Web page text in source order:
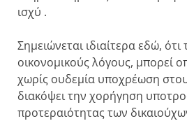
ισχύ .
Σημειώνεται ιδιαίτερα εδώ,
οικονομικούς λόγους, μπορεί
χωρίς ουδεμία υποχρέωση
διακόψει την χορήγηση
προτεραιότητας των